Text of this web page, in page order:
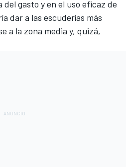
gasto y en el uso eficaz de
dar a las escuderías más
a la zona media y, quizá,